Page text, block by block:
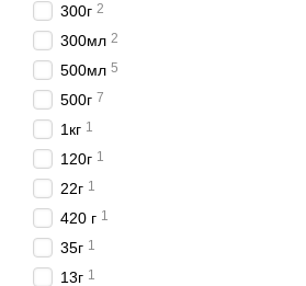
300г 2
300мл 2
500мл 5
500г 7
1кг 1
120г 1
22г 1
420 г 1
35г 1
13г 1